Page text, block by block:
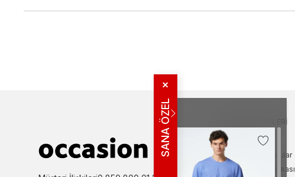
MÜŞTERI İLIŞKILERI
Bize Ulaşın
Sıkça Sorulan Sorular
İade ve İptal Politikası
SANA ÖZEL
✕